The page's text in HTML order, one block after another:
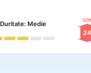
Duritate: Medie
cm
24